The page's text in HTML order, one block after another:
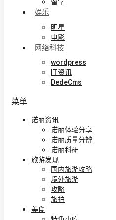
留学
娱乐
明星
电影
网络科技
wordpress
IT资讯
DedeCms
菜单
诺丽资讯
诺丽体验分享
诺丽质量分辨
诺丽科研
旅游发现
国内旅游攻略
境外旅游
攻略
旅拍
美食